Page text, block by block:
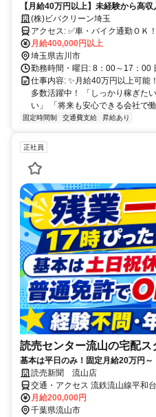
【月給40万円以上】未経験から高
れにくい安定業界
(株)ビバクリーン埼玉
アクセス: ✅車・バイク通勤ＯＫ！ 新三郷駅より車で10分 ✅最寄駅：
三郷駅、新三郷駅、吉川駅、吉川美南駅 ✅募集エリア：足
区、草加市、越谷市、三郷市、
市、市川市、野田市 など ✅駅：三郷駅、流山駅、新三郷駅、吉川
駅、吉川美南駅、レイクタウン
駅、越谷駅、草加駅、流山駅など
月給400,000円以上
埼玉県吉川市
勤務時間・曜日: 8：00～17：00
仕事内容: ✨月給40万円以上可能
多数活躍中！ 「しっかり稼ぎた
い」 「将来も安心できる会社で
固定時間制 交通費支給 昇給あり
正社員
読売センター流山の宅配ス
基本は平日のみ！固定月給20万円
読売新聞 流山店
交通・アクセス 流鉄流山線平和
クスプレス南流山駅から車で5分
月給200,000円
千葉県流山市